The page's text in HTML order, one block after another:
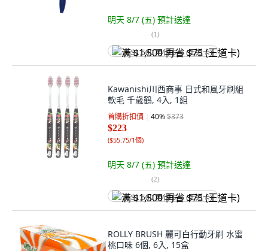
明天 8/7 (五) 預計送達
(1)
满 $1,500 再省 $75 (王道卡)
Kawanishi川西商事 日式和風牙刷組
軟毛 千歲鶴, 4入, 1組
首購折扣價 40%$373
$223
($55.75/1個)
明天 8/7 (五) 預計送達
(2)
满 $1,500 再省 $75 (王道卡)
ROLLY BRUSH 麗可白行動牙刷 水蜜
桃口味 6個, 6入, 15盒